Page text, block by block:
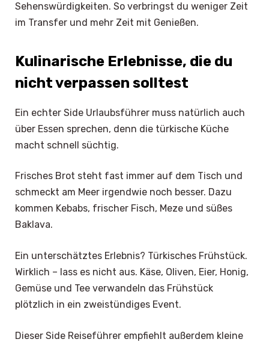
Sehenswürdigkeiten. So verbringst du weniger Zeit
im Transfer und mehr Zeit mit Genießen.
Kulinarische Erlebnisse, die du
nicht verpassen solltest
Ein echter Side Urlaubsführer muss natürlich auch
über Essen sprechen, denn die türkische Küche
macht schnell süchtig.
Frisches Brot steht fast immer auf dem Tisch und
schmeckt am Meer irgendwie noch besser. Dazu
kommen Kebabs, frischer Fisch, Meze und süßes
Baklava.
Ein unterschätztes Erlebnis? Türkisches Frühstück.
Wirklich – lass es nicht aus. Käse, Oliven, Eier, Honig,
Gemüse und Tee verwandeln das Frühstück
plötzlich in ein zweistündiges Event.
Dieser Side Reiseführer empfiehlt außerdem kleine